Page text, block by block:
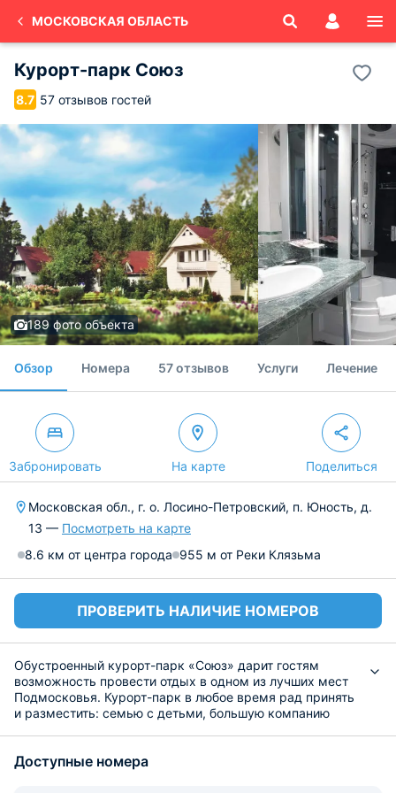
МОСКОВСКАЯ ОБЛАСТЬ
Курорт-парк Союз
8.7 57 отзывов гостей
189 фото объекта
Обзор Номера 57 отзывов Услуги Лечение
Забронировать На карте Поделиться
Московская обл., г. о. Лосино-Петровский, п. Юность, д.
13 — Посмотреть на карте
8.6 км от центра города 955 м от Реки Клязьма
ПРОВЕРИТЬ НАЛИЧИЕ НОМЕРОВ
Обустроенный курорт-парк «Союз» дарит гостям
возможность провести отдых в одном из лучших мест
Подмосковья. Курорт-парк в любое время рад принять
и разместить: семью с детьми, большую компанию
Размещение гостей предложено в
Доступные номера